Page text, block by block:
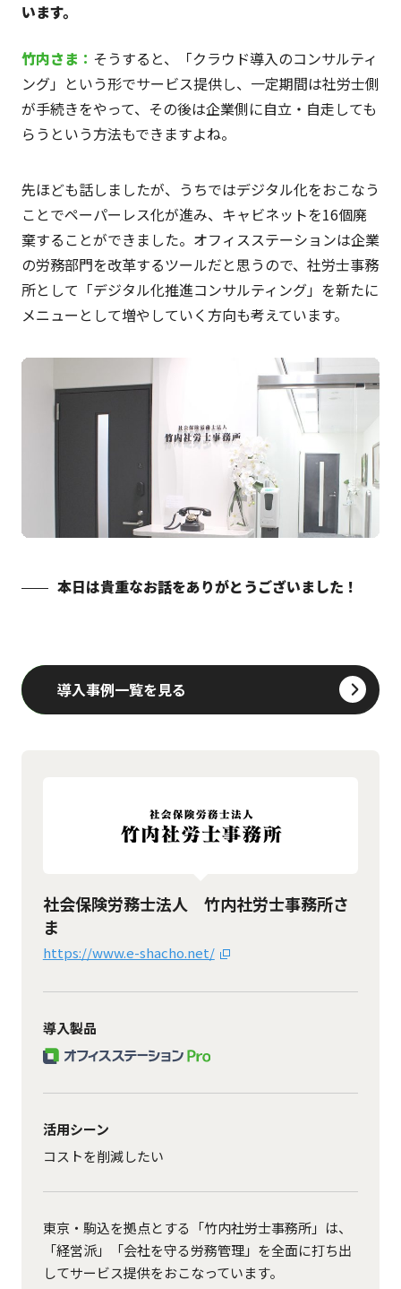
います。
竹内さま ： そうすると、「クラウド導入のコンサルティ
ング」という形でサービス提供し、一定期間は社労士側
が手続きをやって、その後は企業側に自立・自走しても
らうという方法もできますよね。
先ほども話しましたが、うちではデジタル化をおこなう
ことでペーパーレス化が進み、キャビネットを16個廃
棄することができました。オフィスステーションは企業
の労務部門を改革するツールだと思うので、社労士事務
所として「デジタル化推進コンサルティング」を新たに
メニューとして増やしていく方向も考えています。
本日は貴重なお話をありがとうございました！
導入事例一覧を見る
社会保険労務士法人 竹内社労士事務所さ
ま
https://www.e-shacho.net/
導入製品
活用シーン
コストを削減したい
東京・駒込を拠点とする「竹内社労士事務所」は、
「経営派」「会社を守る労務管理」を全面に打ち出
してサービス提供をおこなっています。